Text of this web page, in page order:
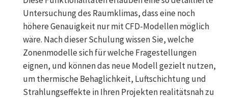
Untersuchung des Raumklimas, dass eine noch
höhere Genauigkeit nur mit CFD-Modellen möglich
wäre. Nach dieser Schulung wissen Sie, welche
Zonenmodelle sich für welche Fragestellungen
eignen, und können das neue Modell gezielt nutzen,
um thermische Behaglichkeit, Luftschichtung und
Strahlungseffekte in Ihren Projekten realitätsnah zu